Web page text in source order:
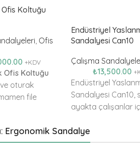
Koltuğu
, Ofis
+KDV
Ofis Koltuğu
oturak
file
üstünlük
Endüstriyel
Sandalyesi Can10
Çalışma
₺13,500.00
Endüstriyel
Sandalyesi Can10,
ayakta çalışanlar
ergonomik sanayi
sandalyedir.
Ergonomik Sandalye